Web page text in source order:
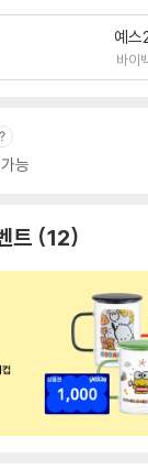
예스
바이
능
트 12